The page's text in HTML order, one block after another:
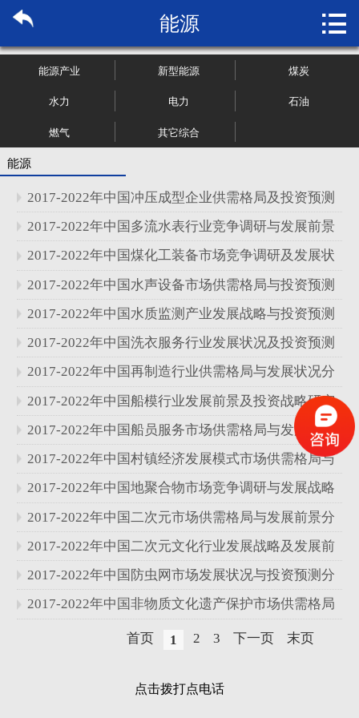
关于博纳
管理咨询
大数据
新闻资讯
加入我们
能源 
能源产业 新型能源 煤炭
水力 电力 石油
燃气 其它综合
能源
2017-2022年中国冲压成型企业供需格局及投资预测
分析报告
2017-2022年中国多流水表行业竞争调研与发展前景
分析报告
2017-2022年中国煤化工装备市场竞争调研及发展状
况分析报告
2017-2022年中国水声设备市场供需格局与投资预测
分析报告
2017-2022年中国水质监测产业发展战略与投资预测
分析报告
2017-2022年中国洗衣服务行业发展状况及投资预测
分析报告
2017-2022年中国再制造行业供需格局与发展状况分
析报告
2017-2022年中国船模行业发展前景及投资战略研究
报告
2017-2022年中国船员服务市场供需格局与发展战略
分析报告
2017-2022年中国村镇经济发展模式市场供需格局与
发展状况分析报告
2017-2022年中国地聚合物市场竞争调研与发展战略
分析报告
2017-2022年中国二次元市场供需格局与发展前景分
析报告
2017-2022年中国二次元文化行业发展战略及发展前
景分析报告
2017-2022年中国防虫网市场发展状况与投资预测分
析报告
2017-2022年中国非物质文化遗产保护市场供需格局
与发展前景分析报告
首页 1 2 3 下一页 末页
点击拨打点电话